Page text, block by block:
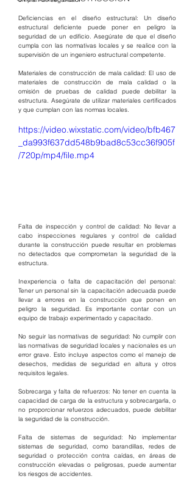
Deficiencias en el diseño estructural: Un diseño
estructural deficiente puede poner en peligro la
seguridad de un edificio. Asegúrate de que el diseño
cumpla con las normativas locales y se realice con la
supervisión de un ingeniero estructural competente.
Materiales de construcción de mala calidad: El uso de
materiales de construcción de mala calidad o la
omisión de pruebas de calidad puede debilitar la
estructura. Asegúrate de utilizar materiales certificados
y que cumplan con las normas locales.
https://video.wixstatic.com/video/bfb467
_da993f637dd548b9bad8c53cc36f905f
/720p/mp4/file.mp4
Falta de inspección y control de calidad: No llevar a
cabo inspecciones regulares y control de calidad
durante la construcción puede resultar en problemas
no detectados que comprometan la seguridad de la
estructura.
Inexperiencia o falta de capacitación del personal:
Tener un personal sin la capacitación adecuada puede
llevar a errores en la construcción que ponen en
peligro la seguridad. Es importante contar con un
equipo de trabajo experimentado y capacitado.
No seguir las normativas de seguridad: No cumplir con
las normativas de seguridad locales y nacionales es un
error grave. Esto incluye aspectos como el manejo de
desechos, medidas de seguridad en altura y otros
requisitos legales.
Sobrecarga y falta de refuerzos: No tener en cuenta la
capacidad de carga de la estructura y sobrecargarla, o
no proporcionar refuerzos adecuados, puede debilitar
la seguridad de la construcción.
Falta de sistemas de seguridad: No implementar
sistemas de seguridad, como barandillas, redes de
seguridad o protección contra caídas, en áreas de
construcción elevadas o peligrosas, puede aumentar
los riesgos de accidentes.